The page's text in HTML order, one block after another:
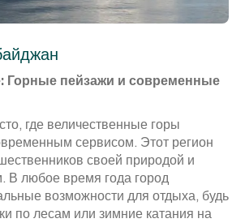
Горные пейзажи и современные
где величественные горы
сервисом. Этот регион
своей природой и
В любое время года город
возможности для отдыха, будь
по лесам или зимние катания на